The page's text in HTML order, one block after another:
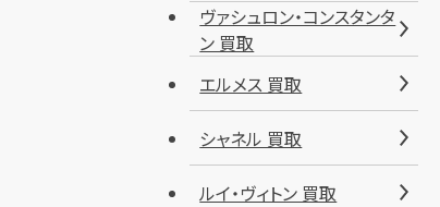
ヴァシュロン・コンスタンタ
ン 買取
エルメス 買取
シャネル 買取
ルイ・ヴィトン 買取